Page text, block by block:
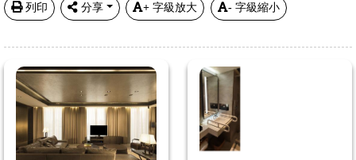
列印 分享 + 字級放大 - 字級縮小